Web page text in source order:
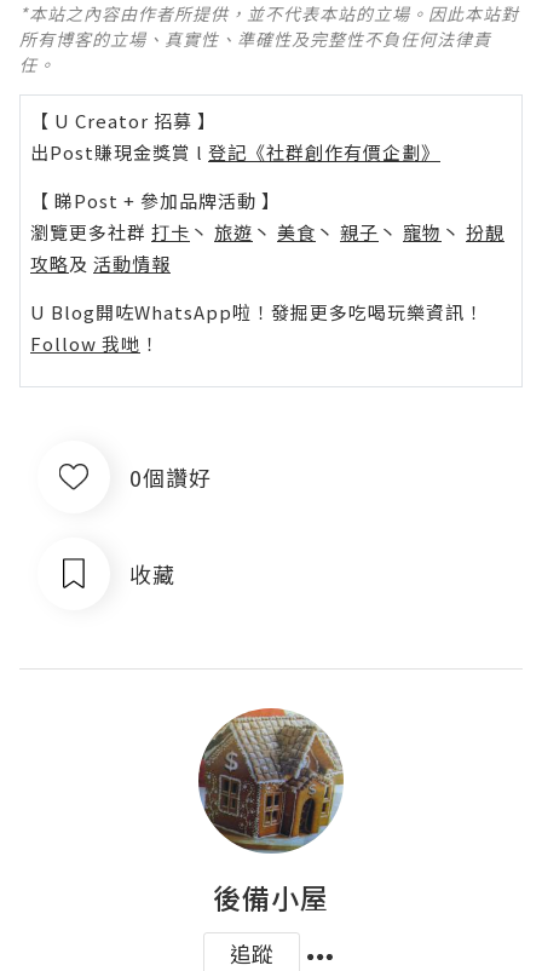
*本站之內容由作者所提供，並不代表本站的立場。因此本站對
所有博客的立場、真實性、準確性及完整性不負任何法律責
任。
【 U Creator 招募 】
出Post賺現金獎賞 l 登記《社群創作有價企劃》
【 睇Post + 參加品牌活動 】
瀏覽更多社群 打卡 丶 旅遊 丶 美食 丶 親子 丶 寵物 丶 扮靚
攻略及 活動情報
U Blog開咗WhatsApp啦！發掘更多吃喝玩樂資訊！
Follow 我哋 ！
0個讚好
收藏
後備小屋
追蹤